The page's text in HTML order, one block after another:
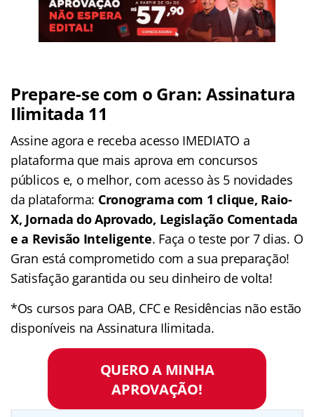
Prepare-se com o Gran: Assinatura
Ilimitada 11
Assine agora e receba acesso IMEDIATO a
plataforma que mais aprova em concursos
públicos e, o melhor, com acesso às 5 novidades
da plataforma: Cronograma com 1 clique, Raio-
X, Jornada do Aprovado, Legislação Comentada
e a Revisão Inteligente. Faça o teste por 7 dias. O
Gran está comprometido com a sua preparação!
Satisfação garantida ou seu dinheiro de volta!
*Os cursos para OAB, CFC e Residências não estão
disponíveis na Assinatura Ilimitada.
QUERO A MINHA
APROVAÇÃO!